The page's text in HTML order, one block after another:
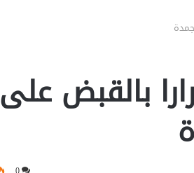
بالقبض على